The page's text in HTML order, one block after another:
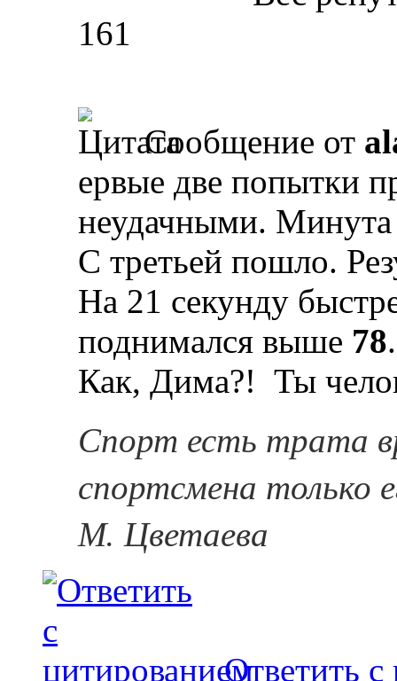
161
Сообщение от
ервые две попытки
неудачными. Минута
С третьей пошло.
На 21 секунду
поднимался выше 78.
Как, Дима?! Ты
Спорт есть трата
спортсмена только
М. Цветаева
Ответить с